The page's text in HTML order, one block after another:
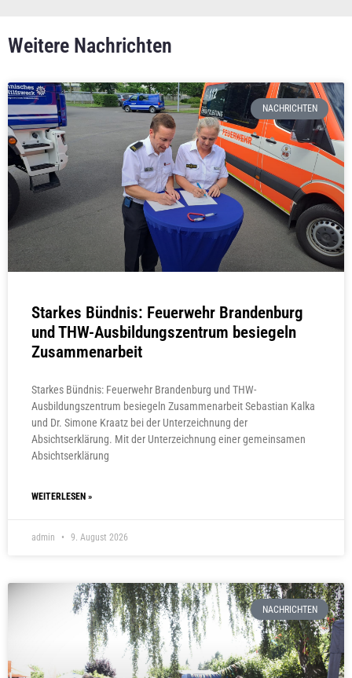
Weitere Nachrichten
NACHRICHTEN
Starkes Bündnis: Feuerwehr Brandenburg
und THW-Ausbildungszentrum besiegeln
Zusammenarbeit
Starkes Bündnis: Feuerwehr Brandenburg und THW-
Ausbildungszentrum besiegeln Zusammenarbeit Sebastian Kalka
und Dr. Simone Kraatz bei der Unterzeichnung der
Absichtserklärung. Mit der Unterzeichnung einer gemeinsamen
Absichtserklärung
WEITERLESEN »
admin 9. August 2026
NACHRICHTEN